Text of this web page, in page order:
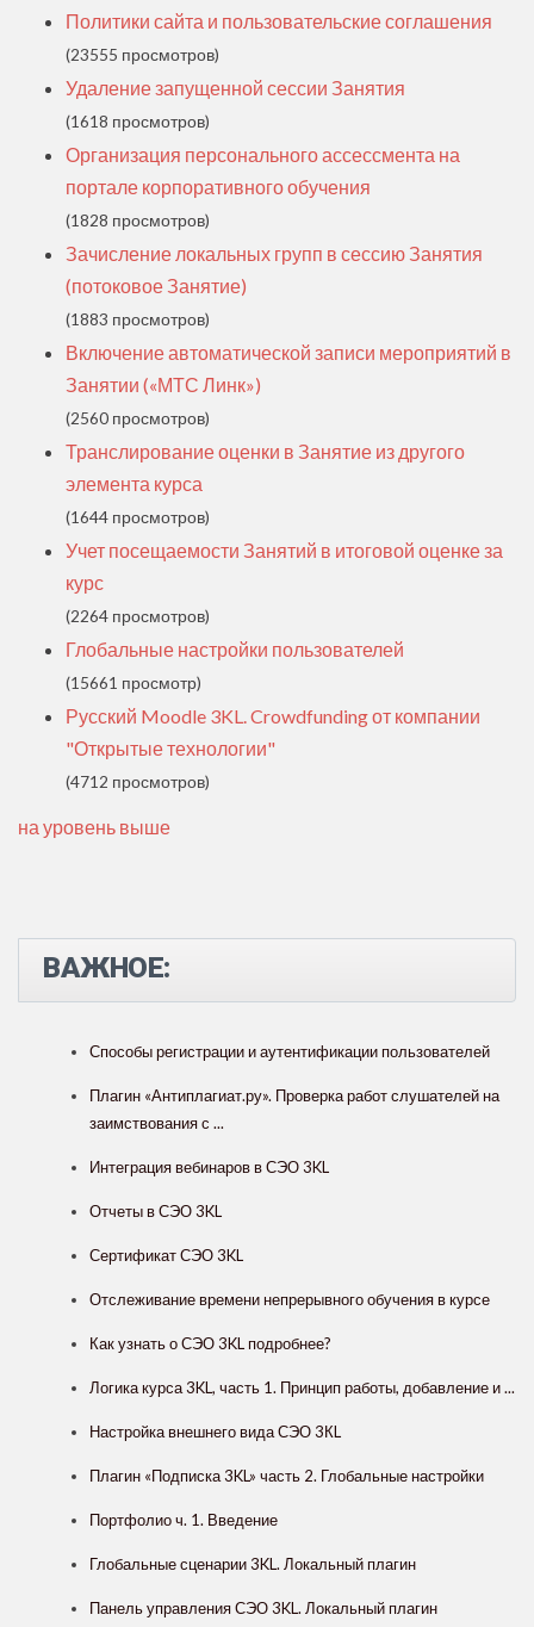
Политики сайта и пользовательские соглашения
(23555 просмотров)
Удаление запущенной сессии Занятия
(1618 просмотров)
Организация персонального ассессмента на
портале корпоративного обучения
(1828 просмотров)
Зачисление локальных групп в сессию Занятия
(потоковое Занятие)
(1883 просмотров)
Включение автоматической записи мероприятий в
Занятии («МТС Линк»)
(2560 просмотров)
Транслирование оценки в Занятие из другого
элемента курса
(1644 просмотров)
Учет посещаемости Занятий в итоговой оценке за
курс
(2264 просмотров)
Глобальные настройки пользователей
(15661 просмотр)
Русский Moodle 3KL. Crowdfunding от компании
"Открытые технологии"
(4712 просмотров)
на уровень выше
ВАЖНОЕ:
Способы регистрации и аутентификации пользователей
Плагин «Антиплагиат.ру». Проверка работ слушателей на
заимствования с ...
Интеграция вебинаров в СЭО 3KL
Отчеты в СЭО 3KL
Сертификат СЭО 3KL
Отслеживание времени непрерывного обучения в курсе
Как узнать о СЭО 3KL подробнее?
Логика курса 3KL, часть 1. Принцип работы, добавление и ...
Настройка внешнего вида СЭО 3КL
Плагин «Подписка 3KL» часть 2. Глобальные настройки
Портфолио ч. 1. Введение
Глобальные сценарии 3KL. Локальный плагин
Панель управления СЭО 3KL. Локальный плагин